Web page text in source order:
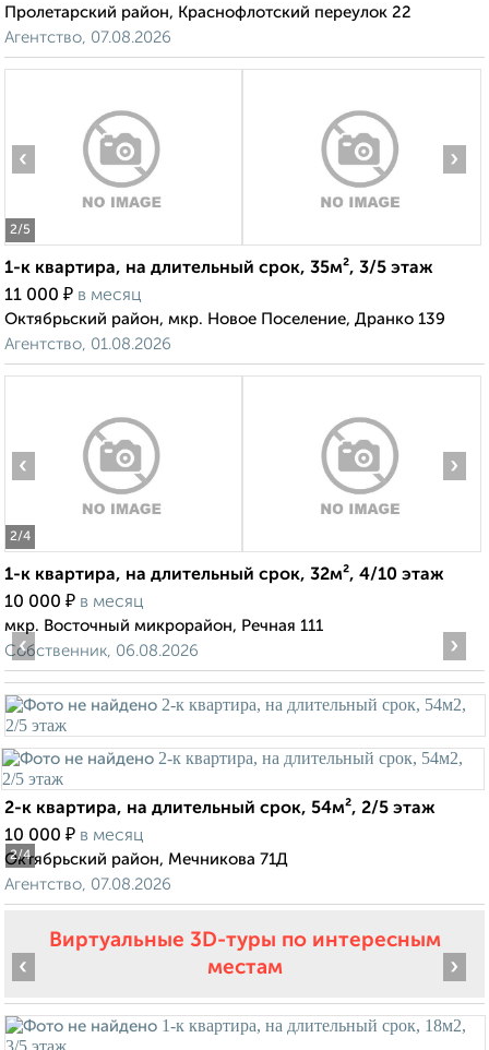
Пролетарский район, Краснофлотский переулок 22
Агентство, 07.08.2026
2/5
‹ ›
1-к квартира, на длительный срок, 35м², 3/5 этаж
11 000 ₽ в месяц
Октябрьский район, мкр. Новое Поселение, Дранко 139
Агентство, 01.08.2026
2/4
‹ ›
1-к квартира, на длительный срок, 32м², 4/10 этаж
10 000 ₽ в месяц
мкр. Восточный микрорайон, Речная 111
Собственник, 06.08.2026
2/4
‹ ›
2-к квартира, на длительный срок, 54м², 2/5 этаж
10 000 ₽ в месяц
Октябрьский район, Мечникова 71Д
Агентство, 07.08.2026
Виртуальные 3D-туры по интересным
местам
‹ ›